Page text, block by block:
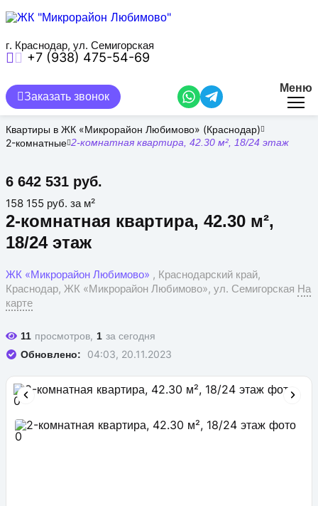
содержанию
г. Краснодар, ул. Семигорская
+7 (938) 475-54-69
Заказать звонок
Меню
Квартиры в ЖК «Микрорайон Любимово» (Краснодар)
2-комнатные 2-комнатная квартира, 42.30 м², 18/24 этаж
2-комнатная квартира, 42.30 м²,
18/24 этаж
6 642 531 руб.
ЖК «Микрорайон Любимово» , Краснодарский край,
Краснодар, ЖК «Микрорайон Любимово», ул. Семигорская На
карте
158 155 руб. за м²
11 просмотров, 1 за сегодня
Обновлено: 04:03, 20.11.2023